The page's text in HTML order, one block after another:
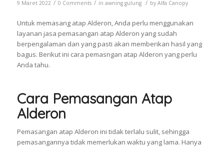
9 Maret 2022 / 0 Comments / in awning gulung / by Alfa Canopy
Untuk memasang atap Alderon, Anda perlu menggunakan
layanan jasa pemasangan atap Alderon yang sudah
berpengalaman dan yang pasti akan memberikan hasil yang
bagus. Berikut ini cara pemasngan atap Alderon yang perlu
Anda tahu.
Cara Pemasangan Atap
Alderon
Pemasangan atap Alderon ini tidak terlalu sulit, sehingga
pemasangannya tidak memerlukan waktu yang lama. Hanya